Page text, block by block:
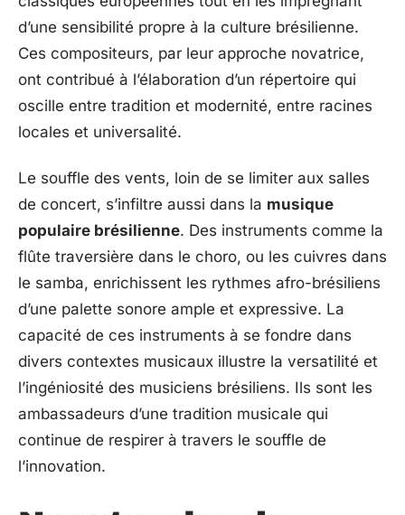
d’une sensibilité propre à la culture brésilienne.
Ces compositeurs, par leur approche novatrice,
ont contribué à l’élaboration d’un répertoire qui
oscille entre tradition et modernité, entre racines
locales et universalité.
Le souffle des vents, loin de se limiter aux salles
de concert, s’infiltre aussi dans la musique
populaire brésilienne. Des instruments comme la
flûte traversière dans le choro, ou les cuivres dans
le samba, enrichissent les rythmes afro-brésiliens
d’une palette sonore ample et expressive. La
capacité de ces instruments à se fondre dans
divers contextes musicaux illustre la versatilité et
l’ingéniosité des musiciens brésiliens. Ils sont les
ambassadeurs d’une tradition musicale qui
continue de respirer à travers le souffle de
l’innovation.